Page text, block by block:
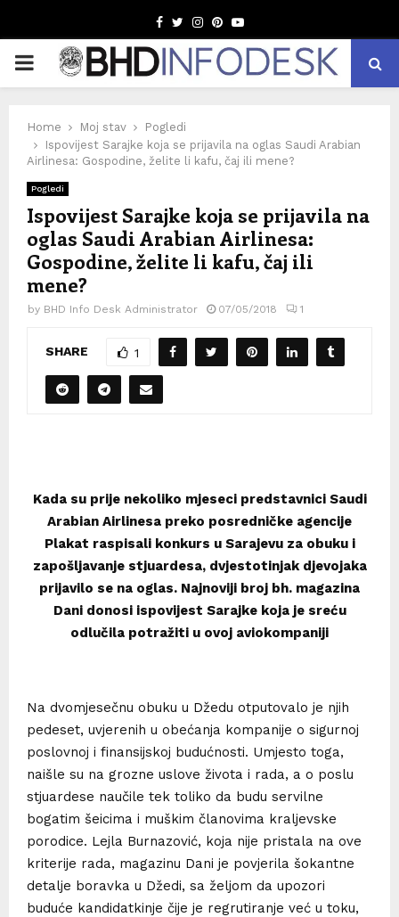
Facebook
TwitterInstagram
Pinterest
Youtube
PRIMARY
Home Moj stav
Pogledi
Ispovijest Sarajke koja se prijavila na oglas Saudi Arabian
Airlinesa: Gospodine, želite li kafu, čaj ili mene?
Pogledi
Ispovijest Sarajke koja se prijavila na
oglas Saudi Arabian Airlinesa:
Gospodine, želite li kafu, čaj ili
mene?
by BHD Info Desk Administrator 07/05/2018 1
SHARE 1
Kada su prije nekoliko mjeseci predstavnici Saudi
Arabian Airlinesa preko posredničke agencije
Plakat raspisali konkurs u Sarajevu za obuku i
zapošljavanje stjuardesa, dvjestotinjak djevojaka
prijavilo se na oglas. Najnoviji broj bh. magazina
Dani donosi ispovijest Sarajke koja je sreću
odlučila potražiti u ovoj aviokompaniji
Na dvomjesečnu obuku u Džedu otputovalo je njih
pedeset, uvjerenih u obećanja kompanije o sigurnoj
poslovnoj i finansijskoj budućnosti. Umjesto toga,
naišle su na grozne uslove života i rada, a o poslu
stjuardese naučile tek toliko da budu servilne
bogatim šeicima i muškim članovima kraljevske
porodice. Lejla Burnazović, koja nije pristala na ove
kriterije rada, magazinu Dani je povjerila šokantne
detalje boravka u Džedi, sa željom da upozori
buduće kandidatkinje čije je regrutiranje već u toku,